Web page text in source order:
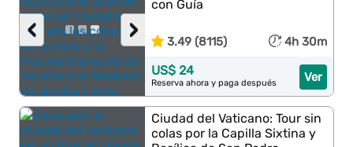
›
‹
con Guía
3.49 (8115) 4h 30m
Ver
US$ 24
Reserva ahora y paga después
Ciudad del Vaticano: Tour sin
colas por la Capilla Sixtina y